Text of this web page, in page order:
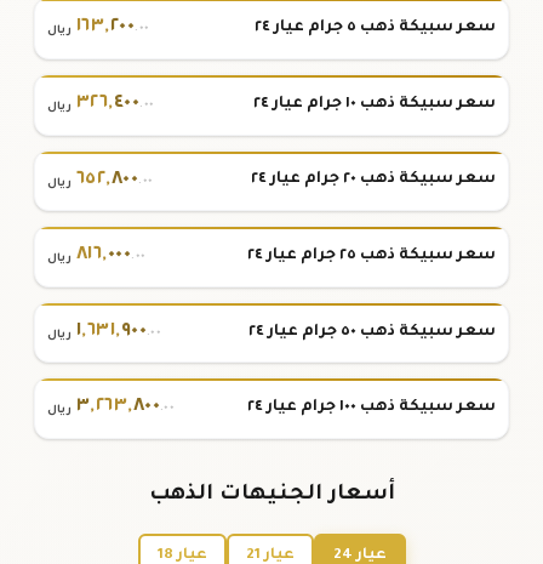
سعر سبيكة ذهب ٥ جرام عيار ٢٤ ١٦٣,٢٠٠.٠٠ ريال
سعر سبيكة ذهب ١٠ جرام عيار ٢٤ ٣٢٦,٤٠٠.٠٠ ريال
سعر سبيكة ذهب ٢٠ جرام عيار ٢٤ ٦٥٢,٨٠٠.٠٠ ريال
سعر سبيكة ذهب ٢٥ جرام عيار ٢٤ ٨١٦,٠٠٠.٠٠ ريال
سعر سبيكة ذهب ٥٠ جرام عيار ٢٤ ١,٦٣١,٩٠٠.٠٠ ريال
سعر سبيكة ذهب ١٠٠ جرام عيار ٢٤ ٣,٢٦٣,٨٠٠.٠٠ ريال
أسعار الجنيهات الذهب
عيار 24 عيار 21 عيار 18